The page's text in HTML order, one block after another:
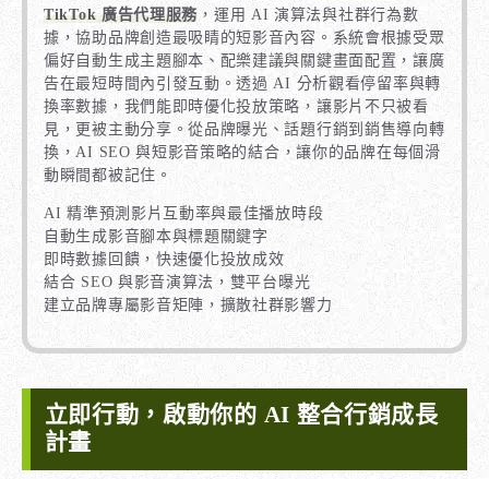
TikTok 廣告代理服務 ，運用 AI 演算法與社群行為數
據，協助品牌創造最吸睛的短影音內容。系統會根據受眾
偏好自動生成主題腳本、配樂建議與關鍵畫面配置，讓廣
告在最短時間內引發互動。透過 AI 分析觀看停留率與轉
換率數據，我們能即時優化投放策略，讓影片不只被看
見，更被主動分享。從品牌曝光、話題行銷到銷售導向轉
換，AI SEO 與短影音策略的結合，讓你的品牌在每個滑
動瞬間都被記住。
AI 精準預測影片互動率與最佳播放時段
自動生成影音腳本與標題關鍵字
即時數據回饋，快速優化投放成效
結合 SEO 與影音演算法，雙平台曝光
建立品牌專屬影音矩陣，擴散社群影響力
立即行動，啟動你的 AI 整合行銷成長
計畫